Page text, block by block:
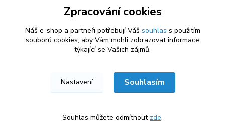
objednavky@forbarf.cz
Forbarf.cz © 2026
Zpracování cookies
Náš e-shop a partneři potřebují Váš souhlas s použitím
souborů cookies, aby Vám mohli zobrazovat informace
týkající se Vašich zájmů.
Nastavení Souhlasím
Souhlas můžete odmítnout zde.